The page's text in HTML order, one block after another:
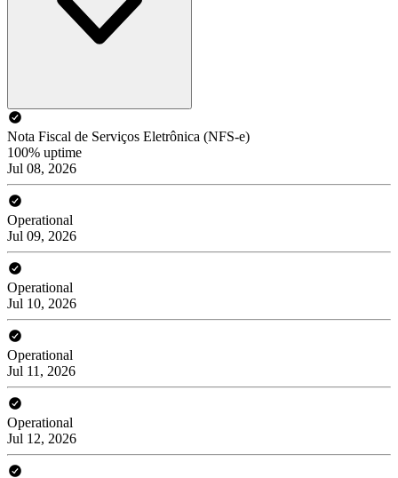
Nota Fiscal de Serviços Eletrônica (NFS-e)
100% uptime
Jul 08, 2026
Operational
Jul 09, 2026
Operational
Jul 10, 2026
Operational
Jul 11, 2026
Operational
Jul 12, 2026